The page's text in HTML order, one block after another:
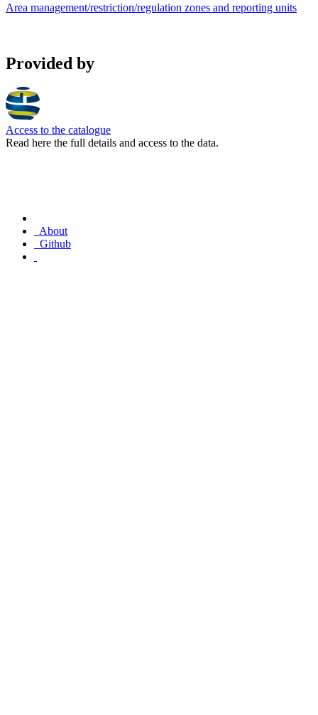
Area management/restriction/regulation zones and reporting units
Provided by
Access to the catalogue
Read here the full details and access to the data.
About
Github